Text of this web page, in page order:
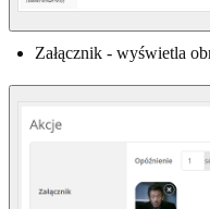
Załącznik - wyświetla